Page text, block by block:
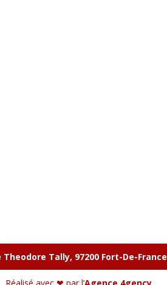
Theodore Tally, 97200 Fort-De-France